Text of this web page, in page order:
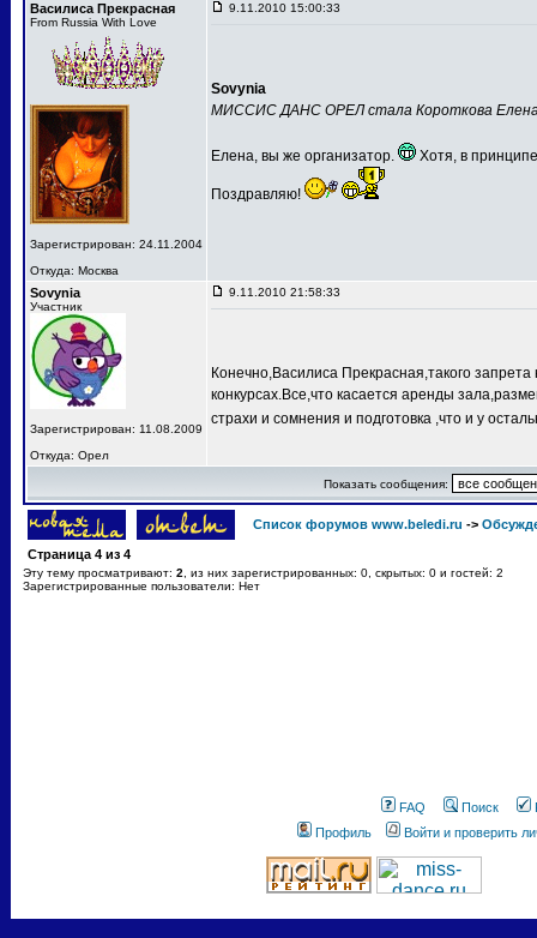
Василиса Прекрасная
From Russia With Love
Зарегистрирован: 24.11.2004
Откуда: Москва
9.11.2010 15:00:33
Sovynia
МИССИС ДАНС ОРЕЛ стала Короткова
Елена, вы же организатор. Хотя, в
Поздравляю!
Sovynia
Участник
Зарегистрирован: 11.08.2009
Откуда: Орел
9.11.2010 21:58:33
Конечно,Василиса Прекрасная,такого
конкурсах.Все,что касается аренды
страхи и сомнения и подготовка ,что и у
Показать сообщения:
Список форумов www.beledi.ru ->
Страница 4 из 4
Эту тему просматривают: 2 , из них зарегистрированных: 0, скрытых: 0 и гостей: 2
Зарегистрированные пользователи: Нет
FAQ Поиск
Профиль
Войти и проверить